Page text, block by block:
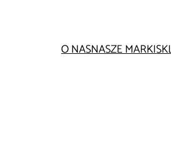
O NASNASZE MARKI